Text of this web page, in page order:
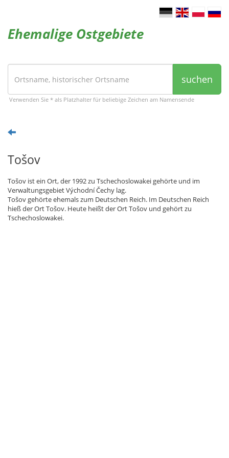
Ehemalige Ostgebiete
suchen
Verwenden Sie * als Platzhalter für beliebige Zeichen am Namensende
Tošov
Tošov ist ein Ort, der 1992 zu Tschechoslowakei gehörte und im
Verwaltungsgebiet Východní Čechy lag.
Tošov gehörte ehemals zum Deutschen Reich. Im Deutschen Reich
hieß der Ort Tošov. Heute heißt der Ort Tošov und gehört zu
Tschechoslowakei.